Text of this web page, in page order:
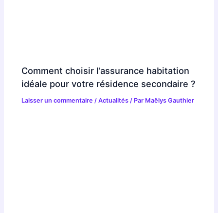
Comment choisir l’assurance habitation
idéale pour votre résidence secondaire ?
Laisser un commentaire /Actualités / Par Maëlys Gauthier